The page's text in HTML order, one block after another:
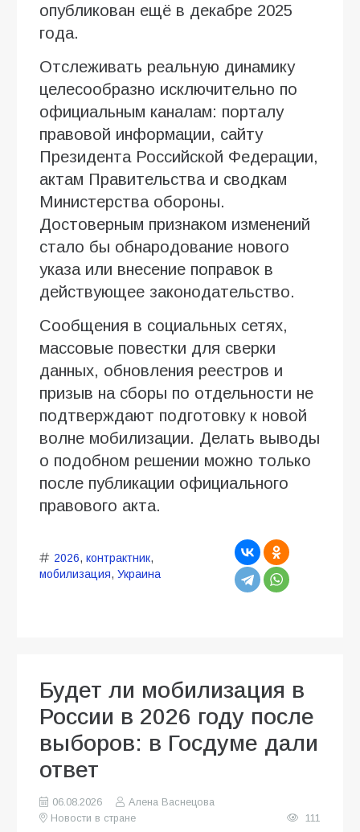
опубликован ещё в декабре 2025
года.
Отслеживать реальную динамику
целесообразно исключительно по
официальным каналам: порталу
правовой информации, сайту
Президента Российской Федерации,
актам Правительства и сводкам
Министерства обороны.
Достоверным признаком изменений
стало бы обнародование нового
указа или внесение поправок в
действующее законодательство.
Сообщения в социальных сетях,
массовые повестки для сверки
данных, обновления реестров и
призыв на сборы по отдельности не
подтверждают подготовку к новой
волне мобилизации. Делать выводы
о подобном решении можно только
после публикации официального
правового акта.
2026, контрактник,
мобилизация, Украина
Будет ли мобилизация в
России в 2026 году после
выборов: в Госдуме дали
ответ
06.08.2026
Алена Васнецова
Новости в стране
111